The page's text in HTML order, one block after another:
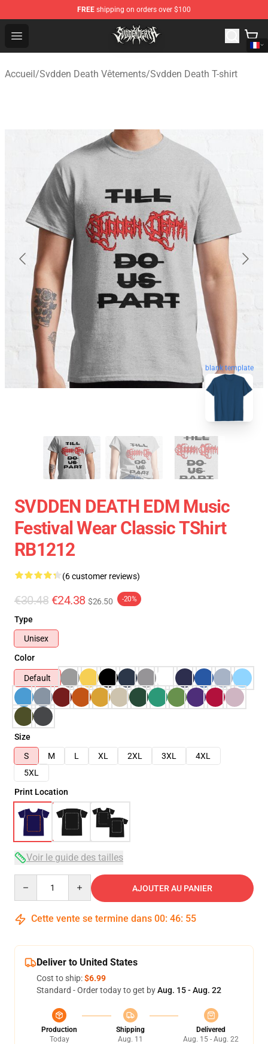
FREE shipping on orders over $100
Open menu
Svdden Death Shop - Official Svdden Death
Accueil/Svdden Death Vêtements/Svdden Death T-shirt
blank template
SVDDEN DEATH EDM Music
Festival Wear Classic TShirt
RB1212
(6 customer reviews)
€30.48 €24.38 $26.50 -20%
Type
Unisex
Color
Default
Size
S
M L XL 2XL 3XL
4XL
5XL
Print Location
Voir le guide des tailles
AJOUTER AU PANIER
Cette vente se termine dans 00: 46: 54
Deliver to United States
Cost to ship:$6.99
Standard - Order today to get byAug. 15 - Aug. 22
Production
Today
Shipping
Aug. 11
Delivered
Aug. 15 - Aug. 22